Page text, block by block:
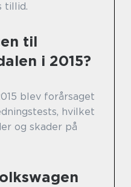
tillid.
til
i 2015?
blev forårsaget
hvilket
og skader på